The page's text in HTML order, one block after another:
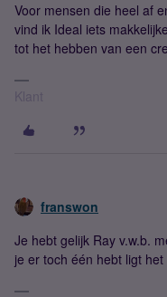
Voor mensen die heel af
vind ik Ideal iets
tot het hebben van een
Klant
franswon
Je hebt gelijk Ray v.w.b.
je er toch één hebt ligt